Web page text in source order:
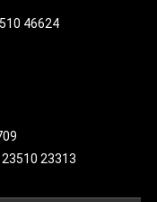
46624
23313